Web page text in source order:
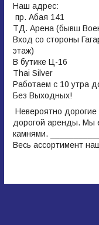
Наш адрес:
пр. Абая 141
ТД. Арена (бывш
Вход со стороны
этаж)
В бутике Ц-16
Thai Silver
Работаем с 10 утра
Без Выходных!
Невероятно
дорогой аренды. Мы
камнями.
Весь ассортимент